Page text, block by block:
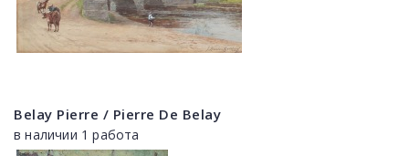
Belay Pierre / Pierre De Belay
в наличии 1 работа